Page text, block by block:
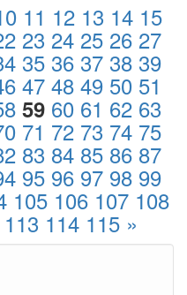
11 12 13 14 15
23 24 25 26 27
35 36 37 38 39
47 48 49 50 51
59 60 61 62 63
71 72 73 74 75
83 84 85 86 87
95 96 97 98 99
105 106 107 108
113 114 115 »